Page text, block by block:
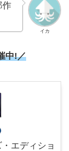
イカ
作
中!／
エディショ